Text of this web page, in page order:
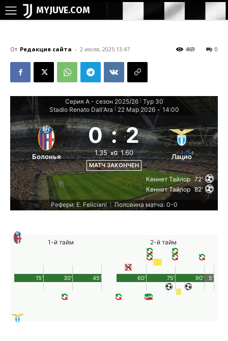
MYJUVE.COM
От Редакция сайта - 2 июля, 2025 13:47 0
469
Серия А - сезон 2025/26
Тур 30
Stadio Renato Dall'Ara
22 Мар 2026 - 14:00
Болонья
0 : 2
1.35 xG 1.60
МАТЧ ЗАКОНЧЕН
Лацио
Кеннет Тайлор 72'
Кеннет Тайлор 82'
Рефери: E. Feliciani | Половина матча: 0-0
1-й тайм
45'
15' 30'
2-й тайм
90'
60' 75' 5'